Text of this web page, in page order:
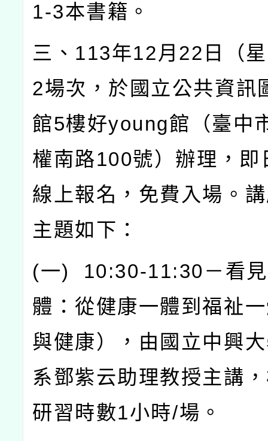
1-3本書籍。
三、 113年12月 22 日（
2場次，於國立公共資訊
館5樓好young館（臺中
權南路100號）辦理，即
線上報名，免費入場。
主題如下：
(一) 10:30-11:30 －看
體：從健康一體到福祉
與健康），由國立中興
系鄧紫云助理教授主講
研習時數1小時/場。